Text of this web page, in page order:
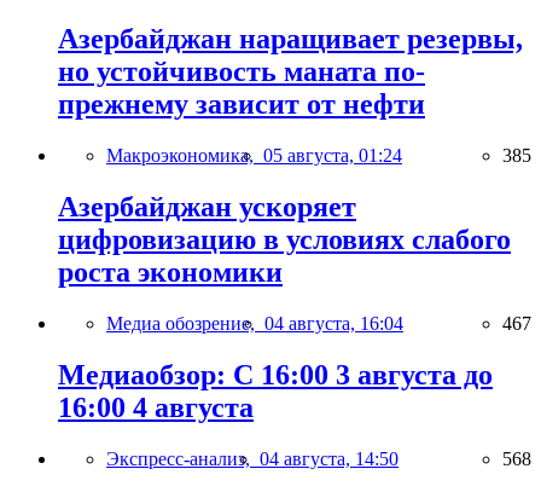
Азербайджан наращивает резервы,
но устойчивость маната по-
прежнему зависит от нефти
Макроэкономика, 05 августа, 01:24 385
Азербайджан ускоряет
цифровизацию в условиях слабого
роста экономики
Медиа обозрение, 04 августа, 16:04 467
Медиаобзор: С 16:00 3 августа до
16:00 4 августа
Экспресс-анализ, 04 августа, 14:50 568